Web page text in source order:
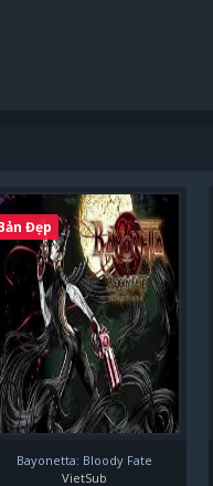
Đẹp
Bayonetta: Bloody Fate
VietSub